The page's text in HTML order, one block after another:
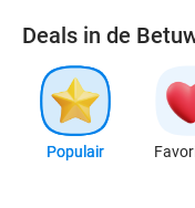
Deals in de
Populair